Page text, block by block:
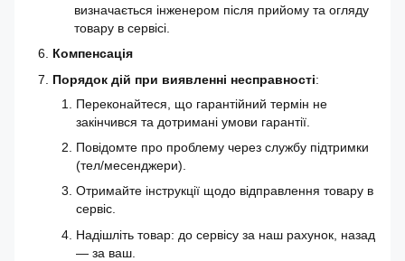
визначається інженером після прийому та огляду
товару в сервісі.
Компенсація
Порядок дій при виявленні несправності:
Переконайтеся, що гарантійний термін не
закінчився та дотримані умови гарантії.
Повідомте про проблему через службу підтримки
(тел/месенджери).
Отримайте інструкції щодо відправлення товару в
сервіс.
Надішліть товар: до сервісу за наш рахунок, назад
— за ваш.